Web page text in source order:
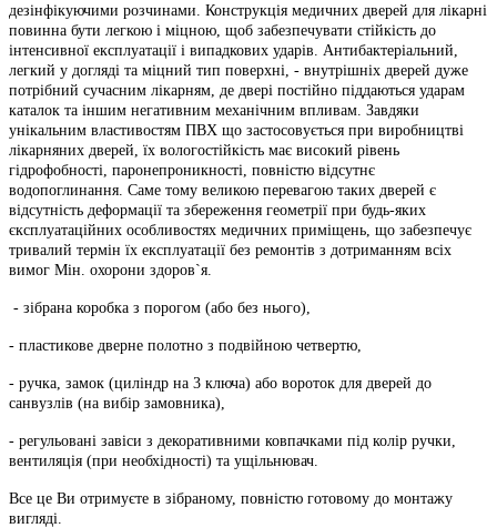
дезінфікуючими розчинами. Конструкція медичних дверей для лікарні
повинна бути легкою і міцною, щоб забезпечувати стійкість до
інтенсивної експлуатації і випадкових ударів. Антибактеріальний,
легкий у догляді та міцний тип поверхні, - внутрішніх дверей дуже
потрібний сучасним лікарням, де двері постійно піддаються ударам
каталок та іншим негативним механічним впливам. Завдяки
унікальним властивостям ПВХ що застосовується при виробництві
лікарняних дверей, їх вологостійкість має високий рівень
гідрофобності, паронепроникності, повністю відсутнє
водопоглинання. Саме тому великою перевагою таких дверей є
відсутність деформації та збереження геометрії при будь-яких
єксплуатаційних особливостях медичних приміщень, що забезпечує
тривалий термін їх експлуатації без ремонтів з дотриманням всіх
вимог Мін. охорони здоров`я.
- зібрана коробка з порогом (або без нього),
- пластикове дверне полотно з подвійною четвертю,
- ручка, замок (циліндр на 3 ключа) або вороток для дверей до
санвузлів (на вибір замовника),
- регульовані завіси з декоративними ковпачками під колір ручки,
вентиляція (при необхідності) та ущільнювач.
Все це Ви отримуєте в зібраному, повністю готовому до монтажу
вигляді.